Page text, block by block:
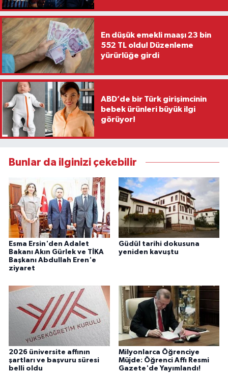
En düşük emekli maaşı 23 bin
552 TL oldu! Düzenleme
yürürlüğe girdi
ABD’de bir Türk girişimcinin
bebek ürünleri büyük ilgi
görüyor!
Bunlar da ilginizi çekebilir
Esma Ersin'den Adalet
Bakanı Akın Gürlek ve TİKA
Başkanı Abdullah Eren'e
ziyaret
Güdül tarihi dokusuna
yeniden kavuştu
2026 üniversite affının
şartları ve başvuru süresi
belli oldu
Milyonlarca Öğrenciye
Müjde: Öğrenci Affı Resmi
Gazete'de Yayımlandı!